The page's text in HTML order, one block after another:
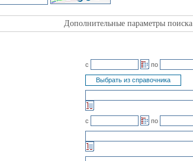
Дополнительные параметры поиска
с по
с по